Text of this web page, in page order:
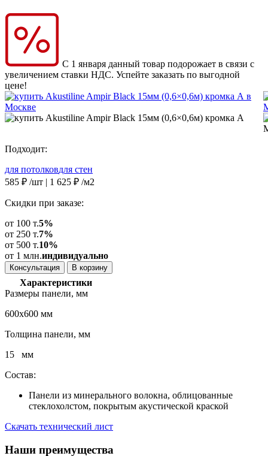
С 1 января данный товар подорожает в связи с
увеличением ставки НДС. Успейте заказать по выгодной
цене!
Подходит:
для потолковдля стен
585 ₽ /шт | 1 625 ₽ /м2
Скидки при заказе:
от 100 т.5%
от 250 т.7%
от 500 т.10%
от 1 млн.индивидуально
Консультация В корзину
Характеристики
Размеры панели, мм
600x600 мм
Толщина панели, мм
15 мм
Состав:
Панели из минерального волокна, облицованные
стеклохолстом, покрытым акустической краской
Скачать технический лист
Наши преимущества